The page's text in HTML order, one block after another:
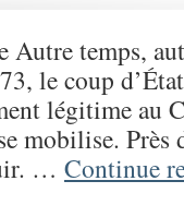
Autre temps,
le coup
légitime au
mobilise. Près
… Continue